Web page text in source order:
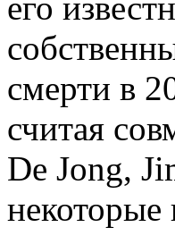
смерти в
считая
De Jong,